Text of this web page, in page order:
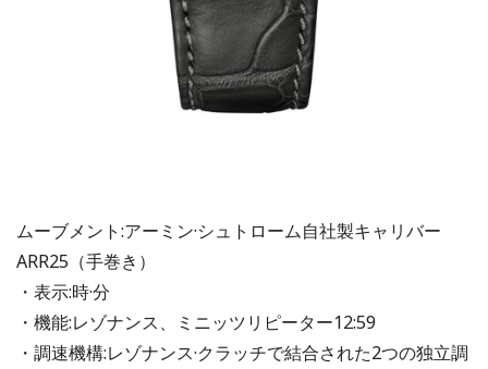
ムーブメント:アーミン·シュトローム自社製キャリバー
ARR25（手巻き）
・表示:時·分
・機能:レゾナンス、ミニッツリピーター12:59
・調速機構:レゾナンス·クラッチで結合された2つの独立調